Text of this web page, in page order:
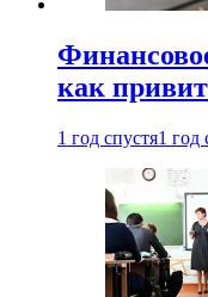
как
1 год спустя1 год